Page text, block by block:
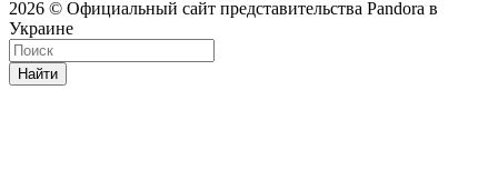
2026 © Официальный сайт представительства Pandora в
Украине
Найти